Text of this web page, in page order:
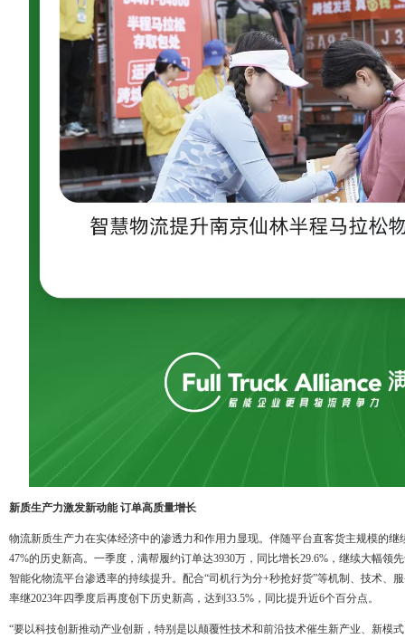
新质生产力激发新动能 订单高质量增长
物流新质生产力在实体经济中的渗透力和作用力显现。伴随平台直客货主规模的
47%的历史新高。一季度，满帮履约订单达3930万，同比增长29.6%，继续大幅领
智能化物流平台渗透率的持续提升。配合“司机行为分+秒抢好货”等机制、技术、
率继2023年四季度后再度创下历史新高，达到33.5%，同比提升近6个百分点。
“要以科技创新推动产业创新，特别是以颠覆性技术和前沿技术催生新产业、新模